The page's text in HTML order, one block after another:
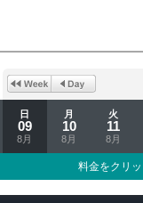
日
09
8月
月
10
8月
火
11
8月
料金をクリ